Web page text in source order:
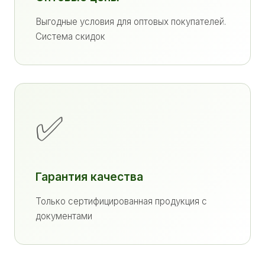
Выгодные условия для оптовых покупателей.
Система скидок
✅
Гарантия качества
Только сертифицированная продукция с
документами